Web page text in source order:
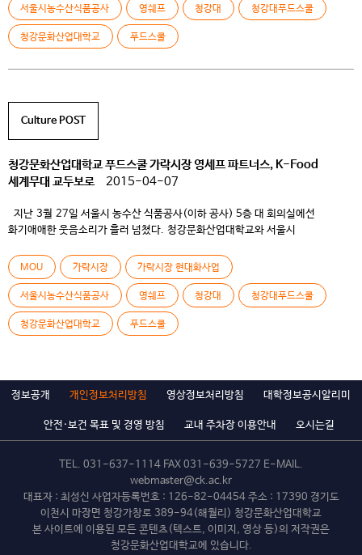
있다. 그런던 중에 청강대 푸드스쿨 3학년 PBL(problem-based
learning, 창의프로젝트, 컨템포러리 퀴진 등) 수업과 연계하여 공사와 산학교류
프로젝트 MOU가 체결된 것이다.그 첫 […]
서울시농수산식품공사 영쉐프 청강대 청강대푸드스쿨
청강문화산업대학교 푸드스쿨
Culture POST
청강문화산업대학교 푸드스쿨 가락시장 영세프 파트너스, K-Food
세계무대 교두보로
2015-04-07
지난 3월 27일 서울시 농수산 식품공사(이하 공사) 5층 대 회의실에선
화기애애한 웃음소리가 흘러 넘쳤다. 청강문화산업대학교와 서울시
대학에선 보기 드믄 이례적인 행사가 아닐 수 없었다. ​ 최근 가락시장은 올바른
먹거리 유통과 건강한 음식문화 창조를 목적으로 현대화 사업이 한창 진행중에
있다. 그런던 중에 청강대 푸드스쿨 3학년 PBL(problem-based
learning, 창의프로젝트, 컨템포러리 퀴진 등) 수업과 연계하여 공사와 산학교류
프로젝트 MOU가 체결된 것이다.그 첫 […]
MOU 가락시장 가락시장 현대화사업
서울시농수산식품공사 영쉐프 청강대 청강대푸드스쿨
청강문화산업대학교 푸드스쿨
정보공개 개인정보처리방침 영상정보처리방침 대학정보공시알리미
안전·보건 목표 및 경영 방침 교내 주차장 이용안내 오시는길
TEL. 031-637-1114 FAX 031-639-5727 E-MAIL.
webmaster@ck.ac.kr
대표자 : 최성신 사업자등록번호 : 126-82-04454 주소 : 17390 경기도
이천시 마장면 청강가창로 389-94(해월리) 청강문화산업대학교
본 사이트에 이용된 모든 콘텐츠(텍스트, 이미지, 영상 등)의 저작권은
청강문화산업대학교에 있습니다.